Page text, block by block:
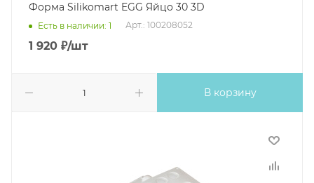
Форма Silikomart EGG Яйцо 30 3D
Есть в наличии: 1 Арт.: 100208052
1 920 ₽/шт
В корзину